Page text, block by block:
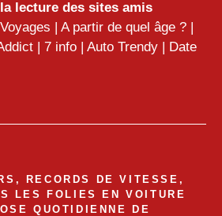
lecture des sites amis
| A partir de quel âge ? |
| 7 info | Auto Trendy | Date
RECORDS DE VITESSE,
LES FOLIES EN VOITURE
QUOTIDIENNE DE